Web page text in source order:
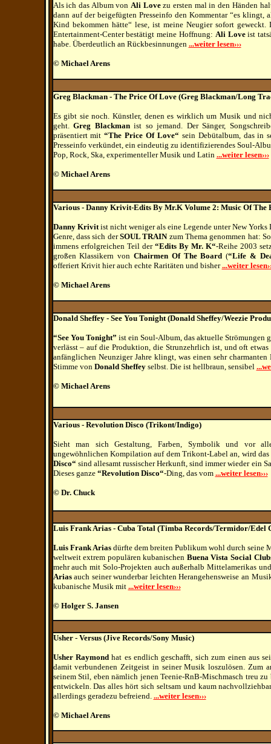
Als ich das Album von Ali Lovezu ersten mal in den Händen
dann auf der beigefügten Presseinfo den Kommentar “es klingt,
Kind bekommen hätte“ lese, ist meine Neugier sofort
Entertainment-Center bestätigt meine Hoffnung: Ali Loveist
habe. Überdeutlich an Rückbesinnungen ...weiter lesen›››
© Michael Arens
Greg Blackman - The Price Of Love (Greg Blackman/Long
Es gibt sie noch. Künstler, denen es wirklich um Musik und
geht.Greg Blackmanist so jemand. Der Sänger,
präsentiert mit“The Price Of Love“ sein Debütalbum, das in
Presseinfo verkündet, ein eindeutig zu identifizierendes Soul-
Pop, Rock, Ska, experimenteller Musik und Latin ...weiter lesen›››
© Michael Arens
Various - Danny Krivit-Edits By Mr.K Volume 2: Music Of The
Danny Krivitist nicht weniger als eine Legende unter New
Genre, dass sich derSOUL TRAINzum Thema genommen hat:
immens erfolgreichen Teil der “Edits By Mr. K“-Reihe 2003
großen Klassikern von Chairmen Of The Board (“Life &
offeriert Krivit hier auch echte Raritäten und bisher...weiter
© Michael Arens
Donald Sheffey - See You Tonight (Donald Sheffey/Weezie
“See You Tonight” ist ein Soul-Album, das aktuelle Strömungen
verlässt – auf die Produktion, die Strunzehrlich ist, und oft
anfänglichen Neunziger Jahre klingt, was einen sehr
Stimme von Donald Sheffeyselbst. Die ist hellbraun, sensibel
© Michael Arens
Various - Revolution Disco (Trikont/Indigo)
Sieht man sich Gestaltung, Farben, Symbolik und vor
ungewöhnlichen Kompilation auf dem Trikont-Label an, wird
Disco“ sind allesamt russischer Herkunft, sind immer wieder ein
Dieses ganze “Revolution Disco“-Ding, das vom ...weiter lesen›››
© Dr. Chuck
Luis Frank Arias - Cuba Total (Timba Records/Termidor/Edel
Luis Frank Ariasdürfte dem breiten Publikum wohl durch seine
weltweit extrem populären kubanischen Buena Vista Social Club
mehr auch mit Solo-Projekten auch außerhalb Mittelamerikas
Ariasauch seiner wunderbar leichten Herangehensweise an
kubanische Musik mit ...weiter lesen›››
© Holger S. Jansen
Usher - Versus (Jive Records/Sony Music)
Usher Raymondhat es endlich geschafft, sich zum einen aus
damit verbundenen Zeitgeist in seiner Musik loszulösen. Zum
seinem Stil, eben nämlich jenen Teenie-RnB-Mischmasch treu
entwickeln. Das alles hört sich seltsam und kaum
allerdings geradezu befreiend. ...weiter lesen›››
© Michael Arens